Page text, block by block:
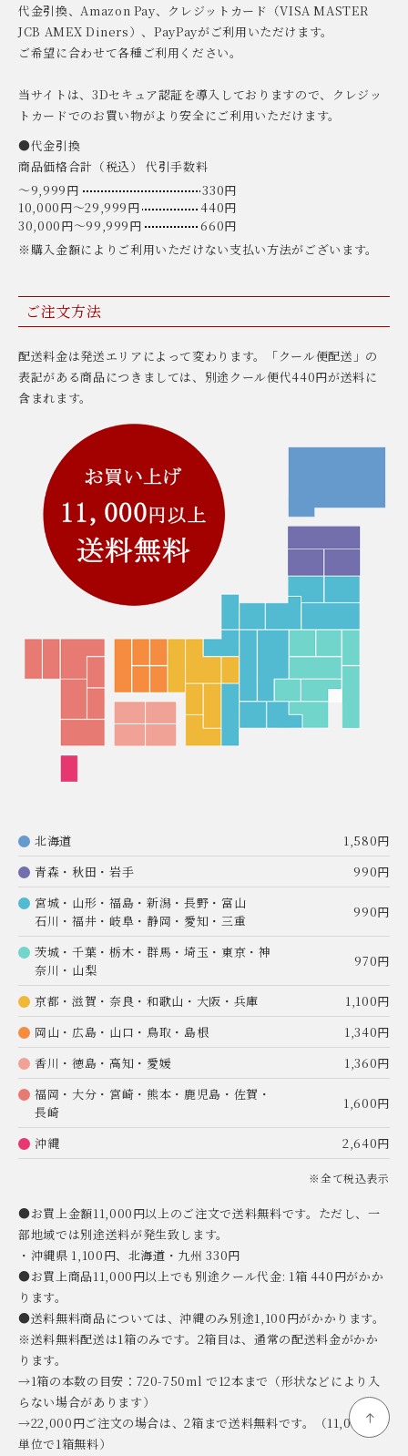
代金引換、Amazon Pay、クレジットカード（VISA MASTER
JCB AMEX Diners）、PayPayがご利用いただけます。
ご希望に合わせて各種ご利用ください。
当サイトは、3Dセキュア認証を導入しておりますので、クレジッ
トカードでのお買い物がより安全にご利用いただけます。
●代金引換
商品価格合計（税込） 代引手数料
〜9,999円
330円
10,000円〜29,999円
440円
30,000円〜99,999円
660円
※購入金額によりご利用いただけない支払い方法がございます。
ご注文方法
配送料金は発送エリアによって変わります。「クール便配送」の
表記がある商品につきましては、別途クール便代440円が送料に
含まれます。
北海道
1,580円
青森・秋田・岩手
990円
宮城・山形・福島・新潟・長野・富山
石川・福井・岐阜・静岡・愛知・三重
990円
茨城・千葉・栃木・群馬・埼玉・東京・神
奈川・山梨
970円
京都・滋賀・奈良・和歌山・大阪・兵庫
1,100円
岡山・広島・山口・鳥取・島根
1,340円
香川・徳島・高知・愛媛
1,360円
福岡・大分・宮崎・熊本・鹿児島・佐賀・
長崎
1,600円
沖縄 2,640円
※全て税込表示
●お買上金額11,000円以上のご注文で送料無料です。ただし、一
部地域では別途送料が発生致します。
・沖縄県 1,100円、北海道・九州 330円
●お買上商品11,000円以上でも別途クール代金: 1箱 440円がかか
ります。
●送料無料商品については、沖縄のみ別途1,100円がかかります。
※送料無料配送は1箱のみです。2箱目は、通常の配送料金がかか
ります。
→1箱の本数の目安：720-750ml で12本まで（形状などにより入
らない場合があります）
→22,000円ご注文の場合は、2箱まで送料無料です。（11,000円
単位で1箱無料）